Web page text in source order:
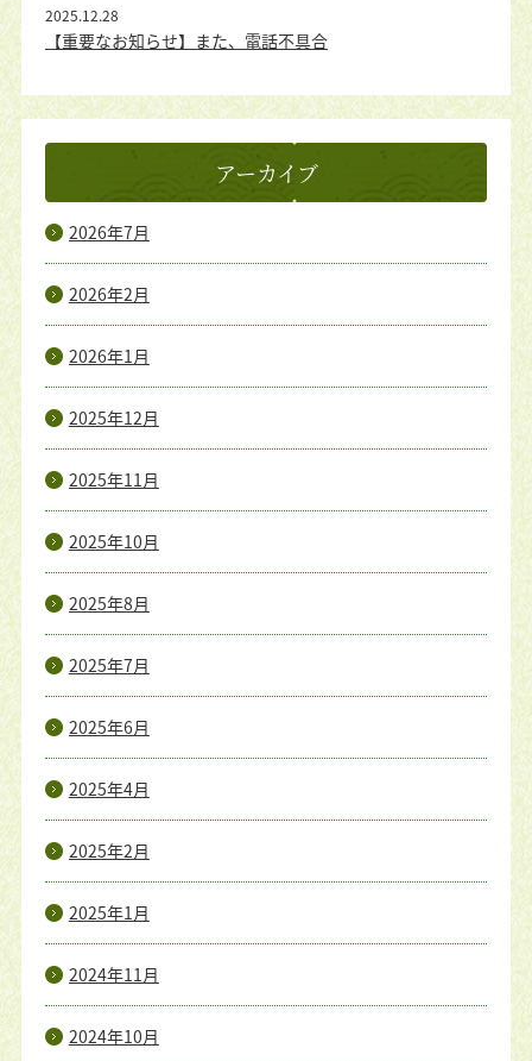
【重要なお知らせ】また、電話不具合
2025.12.28
アーカイブ
2026年7月
2026年2月
2026年1月
2025年12月
2025年11月
2025年10月
2025年8月
2025年7月
2025年6月
2025年4月
2025年2月
2025年1月
2024年11月
2024年10月